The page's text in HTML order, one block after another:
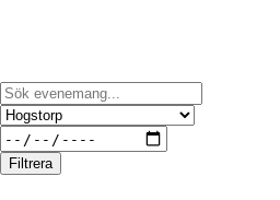
Filtrera